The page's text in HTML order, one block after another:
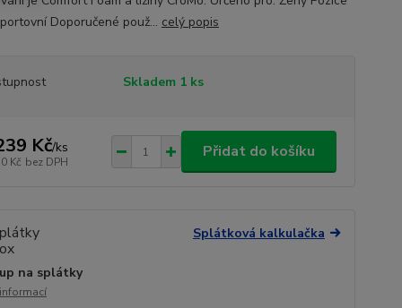
Doporučené použ... celý popis
Skladem 1 ks
Kč/ks
Kč bez DPH
Přidat do košíku
Splátková kalkulačka
na splátky